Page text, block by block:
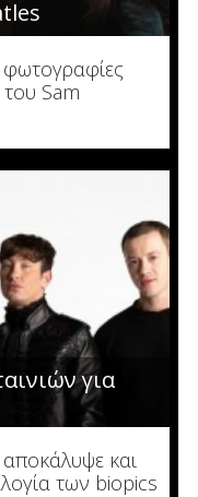
του Sam
για
και
των biopics